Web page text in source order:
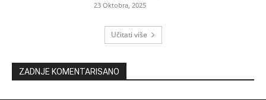
23 Oktobra, 2025
Učitati više
ZADNJE KOMENTARISANO